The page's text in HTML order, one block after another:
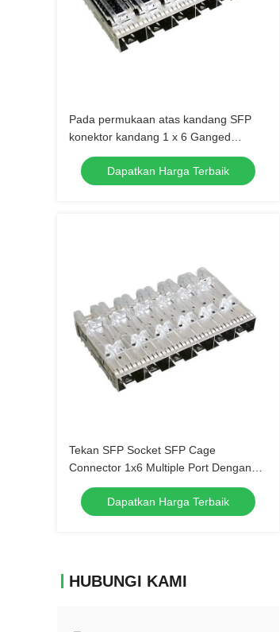
Pada permukaan atas kandang SFP
konektor kandang 1 x 6 Ganged
dengan pipa lampu heat sink
Dapatkan Harga Terbaik
Tekan SFP Socket SFP Cage
Connector 1x6 Multiple Port Dengan
EMI Finger Spring
Dapatkan Harga Terbaik
HUBUNGI KAMI